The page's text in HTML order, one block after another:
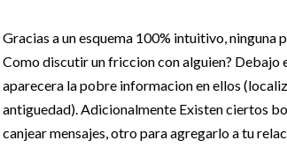
Gracias a un esquema 100% intuitivo, ninguna
Como discutir un friccion con alguien? Debajo
aparecera la pobre informacion en ellos
antiguedad). Adicionalmente Existen ciertos
canjear mensajes, otro para agregarlo a tu